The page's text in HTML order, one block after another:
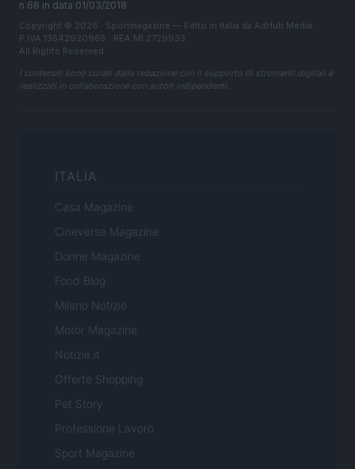
n.68 in data 01/03/2018
Copyright © 2026 · Sportmagazine — Edito in Italia da AdHub Media
P.IVA 13542920965 · REA MI 2729933
All Rights Reserved
I contenuti sono curati dalla redazione con il supporto di strumenti digitali e
realizzati in collaborazione con autori indipendenti.
ITALIA
Casa Magazine
Cineverse Magazine
Donne Magazine
Food Blog
Milano Notizie
Motor Magazine
Notizie.it
Offerte Shopping
Pet Story
Professione Lavoro
Sport Magazine